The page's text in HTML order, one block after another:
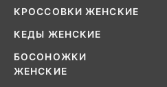
КРОССОВКИ ЖЕНСКИЕ
КЕДЫ ЖЕНСКИЕ
БОСОНОЖКИ
ЖЕНСКИЕ